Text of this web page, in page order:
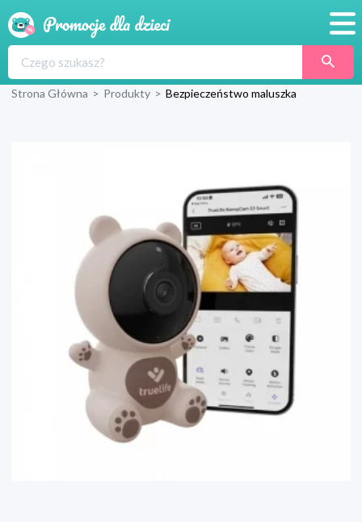
Produkty
Wyprawka
Strona Główna > Produkty > Bezpieczeństwo maluszka